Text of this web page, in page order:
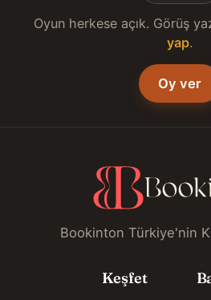
Oyun herkese açık. Görüş
yap.
Oy ver
Bookinton Türkiye'nin
Keşfet